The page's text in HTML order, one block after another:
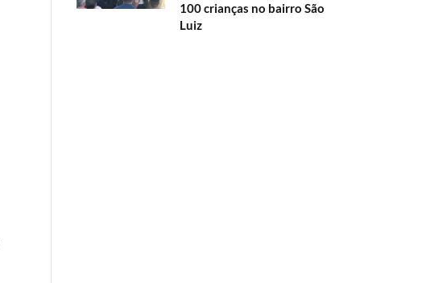
100 crianças no bairro São
Luiz